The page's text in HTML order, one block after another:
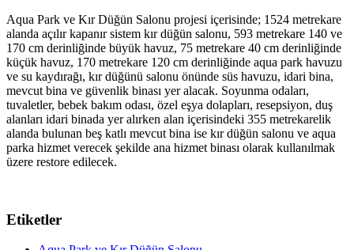
Aqua Park ve Kır Düğün Salonu projesi içerisinde; 1524 metrekare
alanda açılır kapanır sistem kır düğün salonu, 593 metrekare 140 ve
170 cm derinliğinde büyük havuz, 75 metrekare 40 cm derinliğinde
küçük havuz, 170 metrekare 120 cm derinliğinde aqua park havuzu
ve su kaydırağı, kır düğünü salonu önünde süs havuzu, idari bina,
mevcut bina ve güvenlik binası yer alacak. Soyunma odaları,
tuvaletler, bebek bakım odası, özel eşya dolapları, resepsiyon, duş
alanları idari binada yer alırken alan içerisindeki 355 metrekarelik
alanda bulunan beş katlı mevcut bina ise kır düğün salonu ve aqua
parka hizmet verecek şekilde ana hizmet binası olarak kullanılmak
üzere restore edilecek.
Etiketler